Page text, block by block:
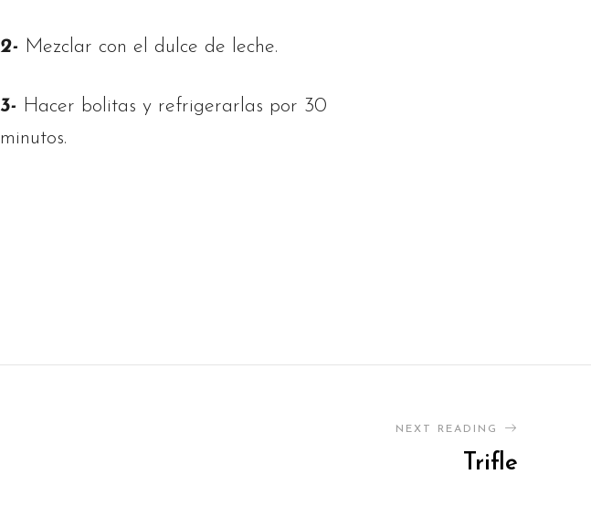
2- Mezclar con el dulce de leche.
3- Hacer bolitas y refrigerarlas por 30
minutos.
NEXT READING
Trifle